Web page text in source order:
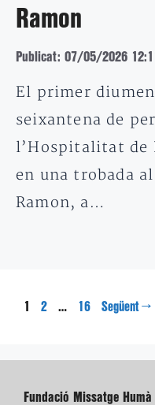
Ramon
Publicat: 07/05/2026
El primer
seixantena de
l’Hospitalitat de
en una trobada
Ramon, a…
Pàgina
1 Pàgina
2 … Pàgina
16 Següent →
Fundació Missatge